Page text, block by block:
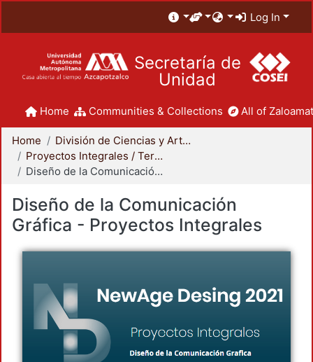
Log In
Secretaría de
Unidad
Home Communities & Collections All of
Home
División de Ciencias y Artes para el Diseño
Proyectos Integrales / Terminales - Licenciatura
Diseño de la Comunicación Gráfica - Proyectos Integrales
Diseño de la Comunicación
Gráfica - Proyectos Integrales